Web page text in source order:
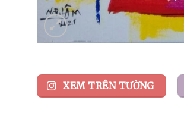
XEM TRÊN TƯỜNG